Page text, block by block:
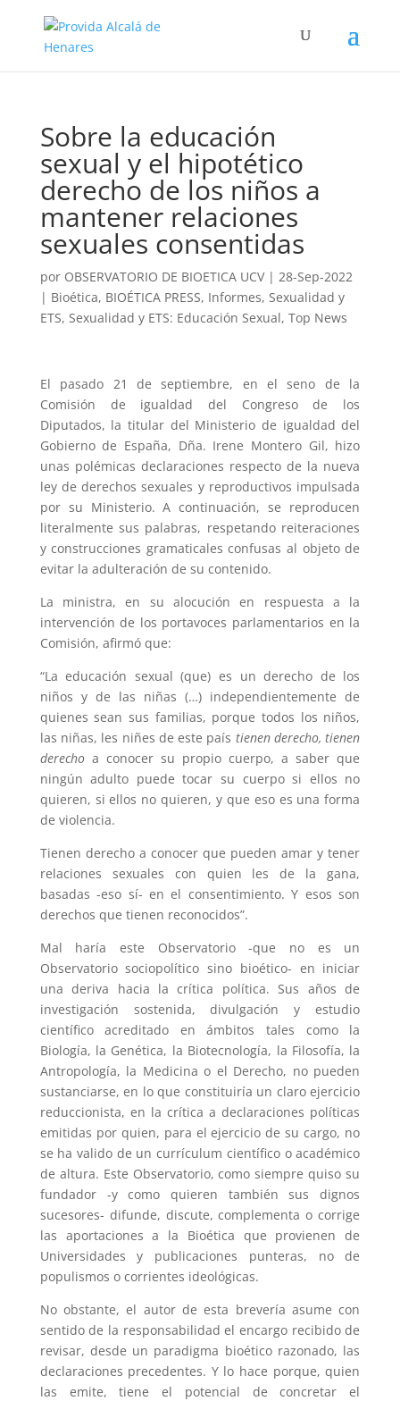
Sobre la educación
sexual y el hipotético
derecho de los niños a
mantener relaciones
sexuales consentidas
por OBSERVATORIO DE BIOETICA UCV| 28-Sep-2022
| Bioética, BIOÉTICA PRESS, Informes, Sexualidad y
ETS, Sexualidad y ETS: Educación Sexual, Top News
El pasado 21 de septiembre, en el seno de la
Comisión de igualdad del Congreso de los
Diputados, la titular del Ministerio de igualdad del
Gobierno de España, Dña. Irene Montero Gil, hizo
unas polémicas declaraciones respecto de la nueva
ley de derechos sexuales y reproductivos impulsada
por su Ministerio. A continuación, se reproducen
literalmente sus palabras, respetando reiteraciones
y construcciones gramaticales confusas al objeto de
evitar la adulteración de su contenido.
La ministra, en su alocución en respuesta a la
intervención de los portavoces parlamentarios en la
Comisión, afirmó que:
“La educación sexual (que) es un derecho de los
niños y de las niñas (…) independientemente de
quienes sean sus familias, porque todos los niños,
las niñas, les niñes de este país tienen derecho, tienen
derechoa conocer su propio cuerpo, a saber que
ningún adulto puede tocar su cuerpo si ellos no
quieren, si ellos no quieren, y que eso es una forma
de violencia.
Tienen derecho a conocer que pueden amar y tener
relaciones sexuales con quien les de la gana,
basadas -eso sí- en el consentimiento. Y esos son
derechos que tienen reconocidos”.
Mal haría este Observatorio -que no es un
Observatorio sociopolítico sino bioético- en iniciar
una deriva hacia la crítica política. Sus años de
investigación sostenida, divulgación y estudio
científico acreditado en ámbitos tales como la
Biología, la Genética, la Biotecnología, la Filosofía, la
Antropología, la Medicina o el Derecho, no pueden
sustanciarse, en lo que constituiría un claro ejercicio
reduccionista, en la crítica a declaraciones políticas
emitidas por quien, para el ejercicio de su cargo, no
se ha valido de un currículum científico o académico
de altura. Este Observatorio, como siempre quiso su
fundador -y como quieren también sus dignos
sucesores- difunde, discute, complementa o corrige
las aportaciones a la Bioética que provienen de
Universidades y publicaciones punteras, no de
populismos o corrientes ideológicas.
No obstante, el autor de esta brevería asume con
sentido de la responsabilidad el encargo recibido de
revisar, desde un paradigma bioético razonado, las
declaraciones precedentes. Y lo hace porque, quien
las emite, tiene el potencial de concretar el